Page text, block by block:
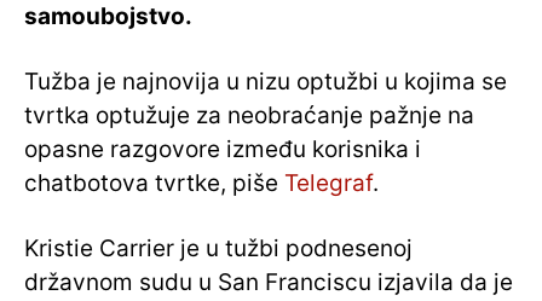
samoubojstvo.
Tužba je najnovija u nizu optužbi u kojima se
tvrtka optužuje za neobraćanje pažnje na
opasne razgovore između korisnika i
chatbotova tvrtke, piše Telegraf.
Kristie Carrier je u tužbi podnesenoj
državnom sudu u San Franciscu izjavila da je